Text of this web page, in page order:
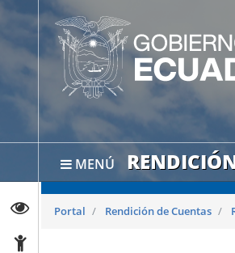
MENÚ
Abrir página de
Abrir página de
Portal Rendición de Cuentas